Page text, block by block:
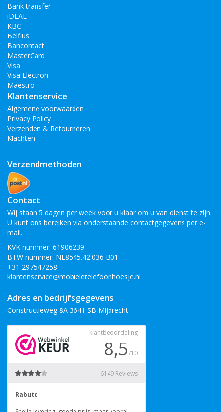
Bank transfer
iDEAL
KBC
Belfius
Bancontact
MasterCard
Visa
Visa Electron
Maestro
Klantenservice
Algemene voorwaarden
Privacy Policy
Verzenden & Retourneren
Klachten
Verzendmethoden
Contact
Wij staan 5 dagen per week voor u klaar om u van dienst te zijn.
U kunt ons bereiken via onderstaande contactgegevens per e-
mail.
KVK nummer: 61906239
BTW nummer: NL8545.42.036 B01
+31 297547258
klantenservice@mobieletelefoonhoesje.nl
Adres en bedrijfsgegevens
Constructieweg 8A 3641 SB Mijdrecht